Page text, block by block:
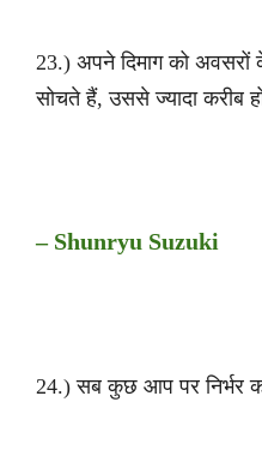
23.) अपने दिमाग को
सोचते हैं, उससे ज्यादा करीब
– Shunryu Suzuki
24.) सब कुछ आप पर निर्भर